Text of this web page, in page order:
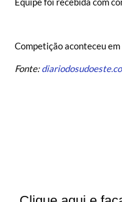
Competição aconteceu
Fonte: